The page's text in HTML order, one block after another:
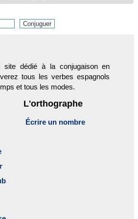
site dédié à la conjugaison en
tous les verbes espagnols
et tous les modes.
L'orthographe
Écrire un nombre